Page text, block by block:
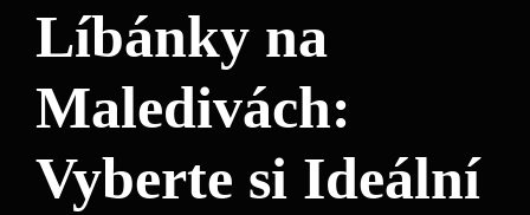
Líbánky na
Maledivách:
Vyberte si Ideální